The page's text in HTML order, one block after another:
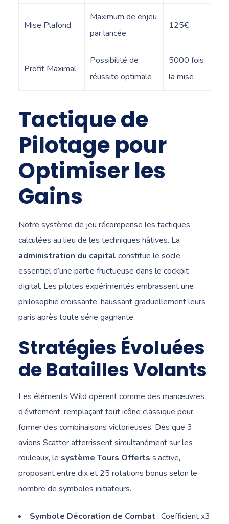
Mise Plafond
Maximum de enjeu
par lancée
125€
Profit Maximal
Possibilité de
réussite optimale
5000 fois
la mise
Tactique de
Pilotage pour
Optimiser les
Gains
Notre système de jeu récompense les tactiques
calculées au lieu de les techniques hâtives. La
administration du capital constitue le socle
essentiel d’une partie fructueuse dans le cockpit
digital. Les pilotes expérimentés embrassent une
philosophie croissante, haussant graduellement leurs
paris après toute série gagnante.
Stratégies Évoluées
de Batailles Volants
Les éléments Wild opèrent comme des manœuvres
d’évitement, remplaçant tout icône classique pour
former des combinaisons victorieuses. Dès que 3
avions Scatter atterrissent simultanément sur les
rouleaux, le système Tours Offerts s’active,
proposant entre dix et 25 rotations bonus selon le
nombre de symboles initiateurs.
Symbole Décoration de Combat : Coefficient x3